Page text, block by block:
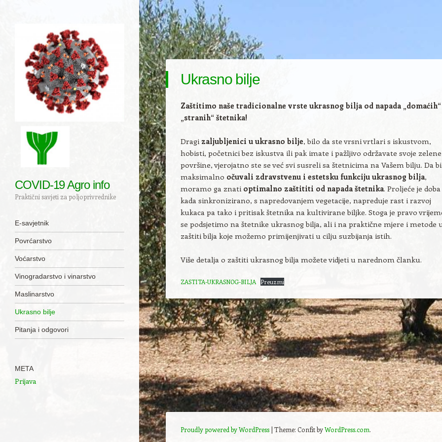
COVID-19 Agro info
Praktični savjeti za poljoprivrednike
Navigation
Skip to content
E-savjetnik
Povrćarstvo
Voćarstvo
Vinogradarstvo i vinarstvo
Maslinarstvo
Ukrasno bilje
Pitanja i odgovori
Ukrasno bilje
Zaštitimo naše tradicionalne vrste ukrasnog bilja od napada
„stranih“ štetnika!
Dragi zaljubljenici u ukrasno bilje, bilo da ste vrsni vrtlari s iskustvom,
hobisti, početnici bez iskustva ili pak imate i pažljivo održavate svoje zelene
površine, vjerojatno ste se već svi susreli sa štetnicima na Vašem bilju. Da bi
maksimalno očuvali zdravstvenu i estetsku funkciju ukrasnog bilja,
moramo ga znati optimalno zaštititi od napada štetnika. Proljeće je doba
kada sinkronizirano, s napredovanjem vegetacije, napreduje rast i razvoj
kukaca pa tako i pritisak štetnika na kultivirane biljke. Stoga je pravo
se podsjetimo na štetnike ukrasnog bilja, ali i na praktične mjere i metode
zaštiti bilja koje možemo primijenjivati u cilju suzbijanja istih.
Više detalja o zaštiti ukrasnog bilja možete vidjeti u narednom članku.
ZASTITA-UKRASNOG-BILJA Preuzmi
META
Prijava
Proudly powered by WordPress | Theme: Confit byWordPress.com.